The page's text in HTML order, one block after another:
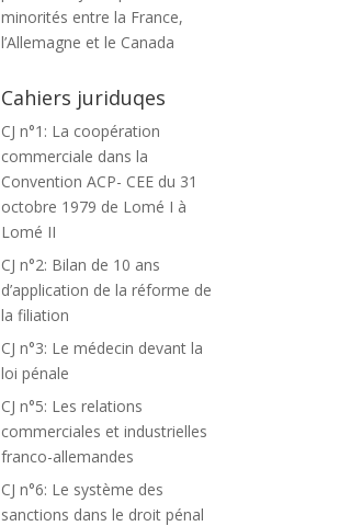
minorités entre la France,
l’Allemagne et le Canada
Cahiers juriduqes
CJ n°1: La coopération
commerciale dans la
Convention ACP- CEE du 31
octobre 1979 de Lomé I à
Lomé II
CJ n°2: Bilan de 10 ans
d’application de la réforme de
la filiation
CJ n°3: Le médecin devant la
loi pénale
CJ n°5: Les relations
commerciales et industrielles
franco-allemandes
CJ n°6: Le système des
sanctions dans le droit pénal